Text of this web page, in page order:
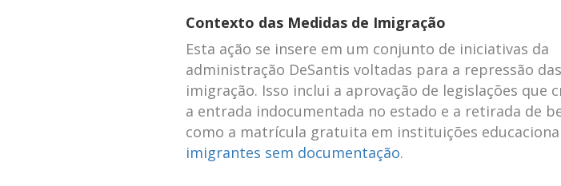
Contexto das Medidas de Imigração
Esta ação se insere em um conjunto de iniciativas da
administração DeSantis voltadas para a repressão
imigração. Isso inclui a aprovação de legislações que
a entrada indocumentada no estado e a retirada de
como a matrícula gratuita em instituições
imigrantes sem documentação.